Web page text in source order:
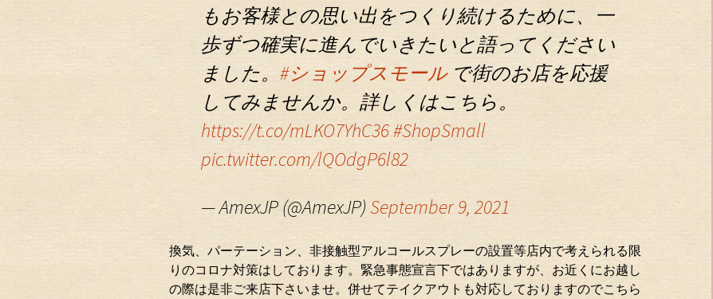
もお客様との思い出をつくり続けるために、一
歩ずつ確実に進んでいきたいと語ってください
ました。 #ショップスモールで街のお店を応援
してみませんか。詳しくはこちら。
https://t.co/mLKO7YhC36#ShopSmall
pic.twitter.com/lQOdgP6l82
— AmexJP (@AmexJP)September 9, 2021
換気、パーテーション、非接触型アルコールスプレーの設置等店内で考えられる限
りのコロナ対策はしております。緊急事態宣言下ではありますが、お近くにお越し
の際は是非ご来店下さいませ。併せてテイクアウトも対応しておりますのでこちら